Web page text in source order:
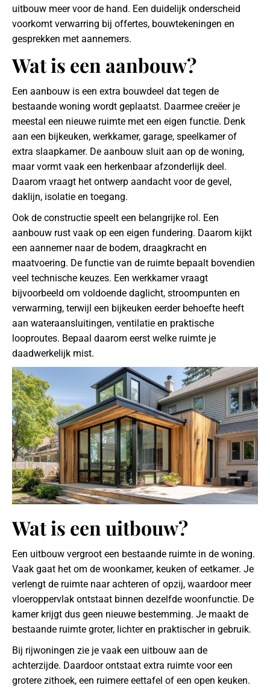
uitbouw meer voor de hand. Een duidelijk onderscheid
voorkomt verwarring bij offertes, bouwtekeningen en
gesprekken met aannemers.
Wat is een aanbouw?
Een aanbouw is een extra bouwdeel dat tegen de
bestaande woning wordt geplaatst. Daarmee creëer je
meestal een nieuwe ruimte met een eigen functie. Denk
aan een bijkeuken, werkkamer, garage, speelkamer of
extra slaapkamer. De aanbouw sluit aan op de woning,
maar vormt vaak een herkenbaar afzonderlijk deel.
Daarom vraagt het ontwerp aandacht voor de gevel,
daklijn, isolatie en toegang.
Ook de constructie speelt een belangrijke rol. Een
aanbouw rust vaak op een eigen fundering. Daarom kijkt
een aannemer naar de bodem, draagkracht en
maatvoering. De functie van de ruimte bepaalt bovendien
veel technische keuzes. Een werkkamer vraagt
bijvoorbeeld om voldoende daglicht, stroompunten en
verwarming, terwijl een bijkeuken eerder behoefte heeft
aan wateraansluitingen, ventilatie en praktische
looproutes. Bepaal daarom eerst welke ruimte je
daadwerkelijk mist.
Wat is een uitbouw?
Een uitbouw vergroot een bestaande ruimte in de woning.
Vaak gaat het om de woonkamer, keuken of eetkamer. Je
verlengt de ruimte naar achteren of opzij, waardoor meer
vloeroppervlak ontstaat binnen dezelfde woonfunctie. De
kamer krijgt dus geen nieuwe bestemming. Je maakt de
bestaande ruimte groter, lichter en praktischer in gebruik.
Bij rijwoningen zie je vaak een uitbouw aan de
achterzijde. Daardoor ontstaat extra ruimte voor een
grotere zithoek, een ruimere eettafel of een open keuken.